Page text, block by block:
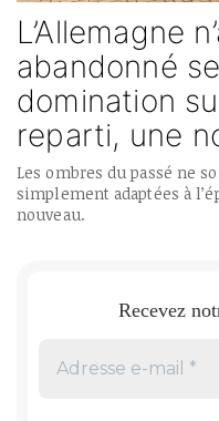
L’Allemagne
abandonné
domination
reparti, une
Les ombres du passé ne
simplement adaptées à
nouveau.
Recevez